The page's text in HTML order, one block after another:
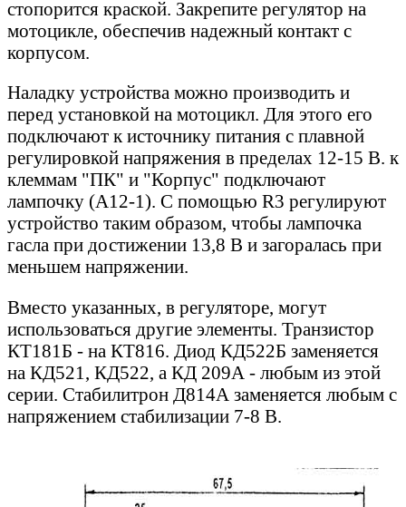
стопорится краской. Закрепите регулятор на
мотоцикле, обеспечив надежный контакт с
корпусом.
Наладку устройства можно производить и
перед установкой на мотоцикл. Для этого его
подключают к источнику питания с плавной
регулировкой напряжения в пределах 12-15 В. к
клеммам "ПК" и "Корпус" подключают
лампочку (А12-1). С помощью R3 регулируют
устройство таким образом, чтобы лампочка
гасла при достижении 13,8 В и загоралась при
меньшем напряжении.
Вместо указанных, в регуляторе, могут
использоваться другие элементы. Транзистор
КТ181Б - на КТ816. Диод КД522Б заменяется
на КД521, КД522, а КД 209А - любым из этой
серии. Стабилитрон Д814А заменяется любым с
напряжением стабилизации 7-8 В.